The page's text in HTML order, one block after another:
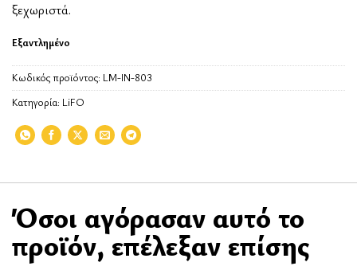
ξεχωριστά.
Εξαντλημένο
Κωδικός προϊόντος: LM-IN-803
Κατηγορία: LiFO
Όσοι αγόρασαν αυτό το
προϊόν, επέλεξαν επίσης